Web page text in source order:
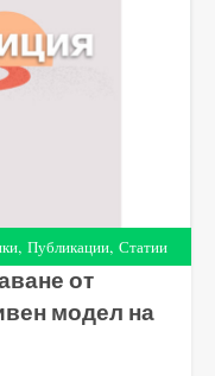
, Публикации, Статии
от
модел на